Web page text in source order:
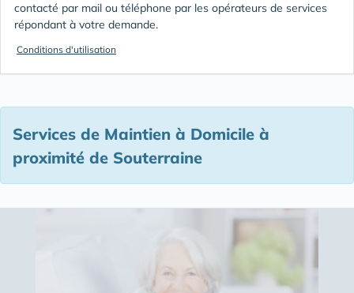
contacté par mail ou téléphone par les opérateurs de services
répondant à votre demande.
Conditions d'utilisation
Services de Maintien à Domicile à
proximité de Souterraine